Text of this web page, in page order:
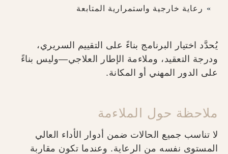
رعاية خارجية واستمرارية المتابعة
يُحدَّد اختيار البرنامج بناءً على التقييم السريري،
ودرجة التعقيد، وملاءمة الإطار العلاجي—وليس بناءً
على الدور المهني أو المكانة.
ملاحظة حول الملاءمة
لا تناسب جميع الحالات ضمن أدوار الأداء العالي
المستوى نفسه من الرعاية. وعندما تكون مقاربة